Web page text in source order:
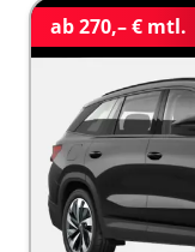
ab 270,– € mtl.